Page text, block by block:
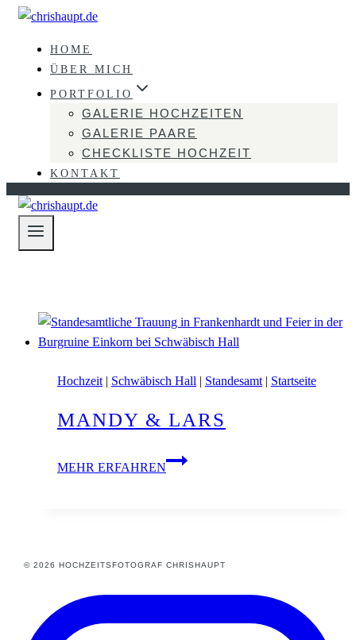
Zum
springen
HOME
ÜBER MICH
PORTFOLIO
GALERIE HOCHZEITEN
GALERIE PAARE
CHECKLISTE HOCHZEIT
KONTAKT
Hochzeit | Schwäbisch Hall | Standesamt | Startseite
MANDY & LARS
MEHR ERFAHREN
Mandy
© 2026 HOCHZEITSFOTOGRAF CHRISHAUPT